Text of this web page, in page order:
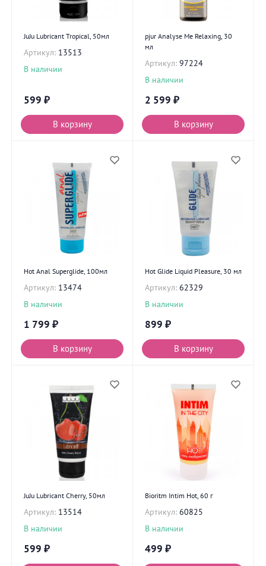
JuJu Lubricant Tropical, 50мл
Артикул: 13513
В наличии
599 ₽
В корзину
pjur Analyse Me Relaxing, 30
мл
Артикул: 97224
В наличии
2 599 ₽
В корзину
Hot Anal Superglide, 100мл
Артикул: 13474
В наличии
1 799 ₽
В корзину
Hot Glide Liquid Pleasure, 30 мл
Артикул: 62329
В наличии
899 ₽
В корзину
JuJu Lubricant Cherry, 50мл
Артикул: 13514
В наличии
599 ₽
Bioritm Intim Hot, 60 г
Артикул: 60825
В наличии
499 ₽